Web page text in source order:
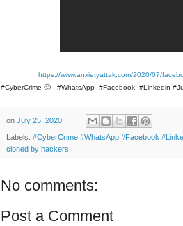
https://www.anxietyattak.com/2020/07/
#CyberCrime 🙂 #WhatsApp #Facebook #Linkedin
on July 25, 2020
Labels: #CyberCrime #WhatsApp #Facebook
cloned by hackers
No comments:
Post a Comment